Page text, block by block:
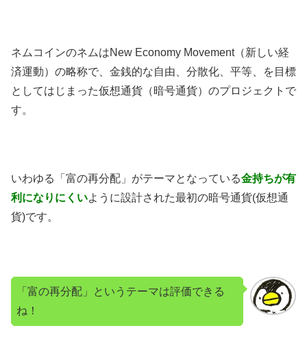
ネムコインのネムはNew Economy Movement（新しい経
済運動）の略称で、金銭的な自由、分散化、平等、を目標
としてはじまった仮想通貨（暗号通貨）のプロジェクトで
す。
いわゆる「富の再分配」がテーマとなっている金持ちが有
利になりにくいように設計された最初の暗号通貨(仮想通
貨)です。
「富の再分配」というテーマは評価できる
ね！